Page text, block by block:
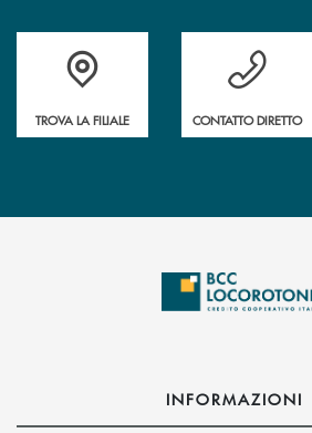
Accedi all' elenco completo delle filiali
TROVA LA FILIALE
Hai bisogno di
CONTATTO DIRETTO
INFORMAZIONI